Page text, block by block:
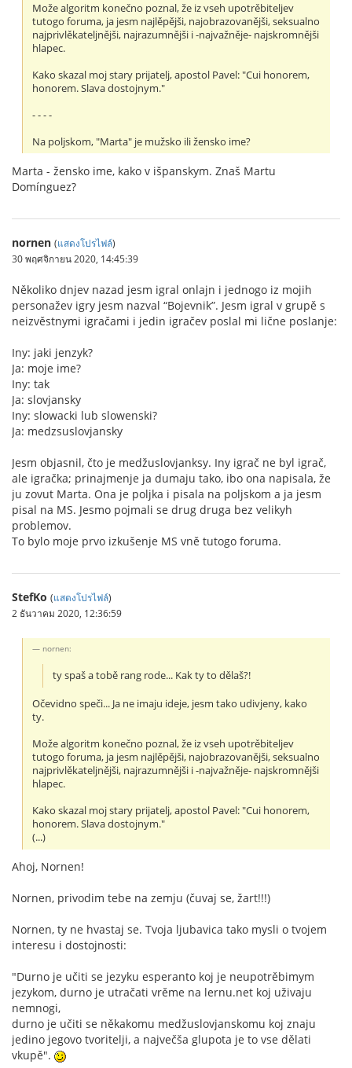
Može algoritm konečno poznal, že iz vseh upotrěbiteljev
tutogo foruma, ja jesm najlěpějši, najobrazovanějši, seksualno
najprivlěkateljnějši, najrazumnějši i -najvažněje- najskromnějši
hlapec.
Kako skazal moj stary prijatelj, apostol Pavel: "Cui honorem,
honorem. Slava dostojnym."
- - - -
Na poljskom, "Marta" je mužsko ili žensko ime?
Marta - žensko ime, kako v išpanskym. Znaš Martu
Domínguez?
nornen (แสดงโปรไฟล์)
30 พฤศจิกายน 2020, 14:45:39
Několiko dnjev nazad jesm igral onlajn i jednogo iz mojih
personažev igry jesm nazval “Bojevnik”. Jesm igral v grupě s
neizvěstnymi igračami i jedin igračev poslal mi lične poslanje:
Iny: jaki jenzyk?
Ja: moje ime?
Iny: tak
Ja: slovjansky
Iny: slowacki lub slowenski?
Ja: medzsuslovjansky
Jesm objasnil, čto je medžuslovjanksy. Iny igrač ne byl igrač,
ale igračka; prinajmenje ja dumaju tako, ibo ona napisala, že
ju zovut Marta. Ona je poljka i pisala na poljskom a ja jesm
pisal na MS. Jesmo pojmali se drug druga bez velikyh
problemov.
To bylo moje prvo izkušenje MS vně tutogo foruma.
StefKo (แสดงโปรไฟล์)
2 ธันวาคม 2020, 12:36:59
nornen:
ty spaš a tobě rang rode... Kak ty to dělaš?!
Očevidno speči... Ja ne imaju ideje, jesm tako udivjeny, kako
ty.
Može algoritm konečno poznal, že iz vseh upotrěbiteljev
tutogo foruma, ja jesm najlěpějši, najobrazovanějši, seksualno
najprivlěkateljnějši, najrazumnějši i -najvažněje- najskromnějši
hlapec.
Kako skazal moj stary prijatelj, apostol Pavel: "Cui honorem,
honorem. Slava dostojnym."
(...)
Ahoj, Nornen!
Nornen, privodim tebe na zemju (čuvaj se, žart!!!)
Nornen, ty ne hvastaj se. Tvoja ljubavica tako mysli o tvojem
interesu i dostojnosti:
"Durno je učiti se jezyku esperanto koj je neupotrěbimym
jezykom, durno je utračati vrěme na lernu.net koj uživaju
nemnogi,
durno je učiti se někakomu medžuslovjanskomu koj znaju
jedino jegovo tvoritelji, a največša glupota je to vse dělati
vkupě".